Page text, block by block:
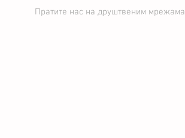
Пратите нас на друштвеним мрежама